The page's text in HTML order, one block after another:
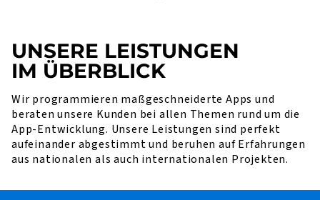
UNSERE LEISTUNGEN
IM ÜBERBLICK
Wir programmieren maßgeschneiderte Apps und
beraten unsere Kunden bei allen Themen rund um die
App-Entwicklung. Unsere Leistungen sind perfekt
aufeinander abgestimmt und beruhen auf Erfahrungen
aus nationalen als auch internationalen Projekten.